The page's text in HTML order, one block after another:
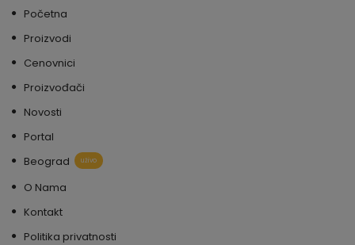
Početna
Proizvodi
Cenovnici
Proizvođači
Novosti
Portal
Beograd
uživo
O Nama
Kontakt
Politika privatnosti